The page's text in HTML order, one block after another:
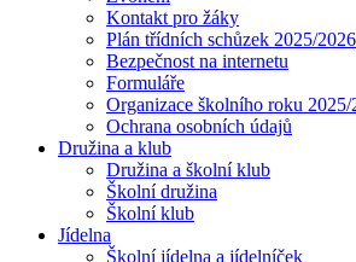
Kontakt pro žáky
Plán třídních schůzek 2025/2026
Bezpečnost na internetu
Formuláře
Organizace školního roku 2025/
Ochrana osobních údajů
Družina a klub
Družina a školní klub
Školní družina
Školní klub
Jídelna
Školní jídelna a jídelníček